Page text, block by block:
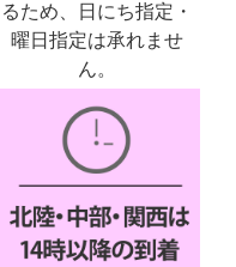
るため、日にち指定・
曜日指定は承れませ
ん。